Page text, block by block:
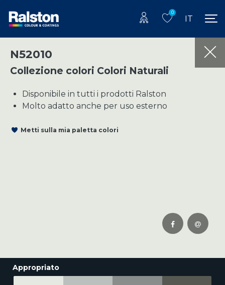
0
IT
N52010
Collezione colori Colori Naturali
Disponibile in tutti i prodotti Ralston
Molto adatto anche per uso esterno
Metti sulla mia paletta colori
Appropriato